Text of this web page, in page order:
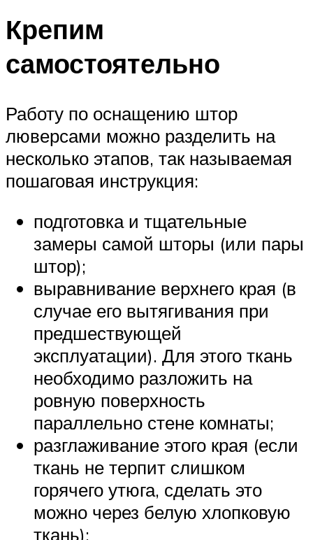
Крепим
самостоятельно
Работу по оснащению штор
люверсами можно разделить на
несколько этапов, так называемая
пошаговая инструкция:
подготовка и тщательные
замеры самой шторы (или пары
штор);
выравнивание верхнего края (в
случае его вытягивания при
предшествующей
эксплуатации). Для этого ткань
необходимо разложить на
ровную поверхность
параллельно стене комнаты;
разглаживание этого края (если
ткань не терпит слишком
горячего утюга, сделать это
можно через белую хлопковую
ткань);